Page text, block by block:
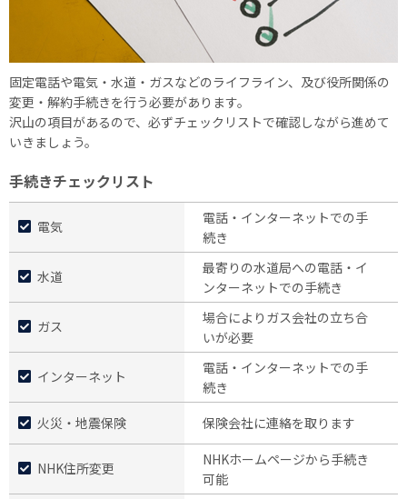
固定電話や電気・水道・ガスなどのライフライン、及び役所関係の
変更・解約手続きを行う必要があります。
沢山の項目があるので、必ずチェックリストで確認しながら進めて
いきましょう。
手続きチェックリスト
電気
電話・インターネットでの手
続き
水道
最寄りの水道局への電話・イ
ンターネットでの手続き
ガス
場合によりガス会社の立ち合
いが必要
インターネット
電話・インターネットでの手
続き
火災・地震保険
保険会社に連絡を取ります
NHK住所変更
NHKホームページから手続き
可能